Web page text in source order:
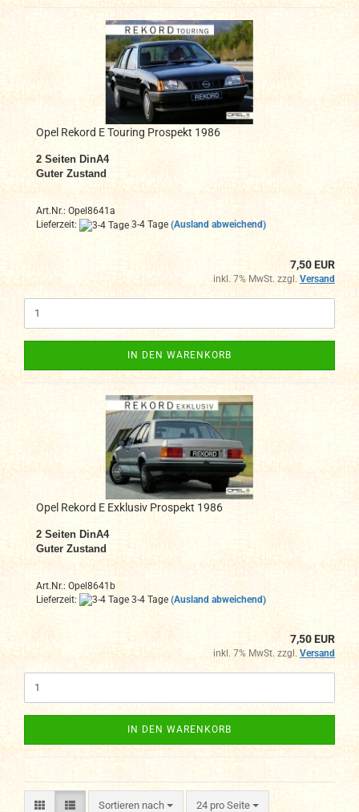
Opel Rekord E Touring Prospekt 1986
2 Seiten DinA4
Guter Zustand
Art.Nr.: Opel8641a
Lieferzeit:
3-4 Tage (Ausland abweichend)
7,50 EUR
inkl. 7% MwSt. zzgl. Versand
IN DEN WARENKORB
Opel Rekord E Exklusiv Prospekt 1986
2 Seiten DinA4
Guter Zustand
Art.Nr.: Opel8641b
Lieferzeit:
3-4 Tage (Ausland abweichend)
7,50 EUR
inkl. 7% MwSt. zzgl. Versand
IN DEN WARENKORB
Sortieren nach
Sortieren nach 24 pro Seite
pro Seite